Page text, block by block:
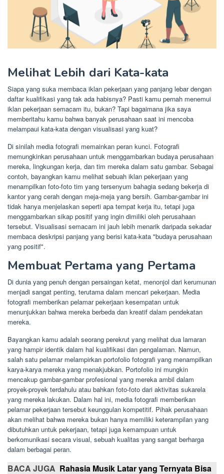
Melihat Lebih dari Kata-kata
Siapa yang suka membaca iklan pekerjaan yang panjang lebar dengan
daftar kualifikasi yang tak ada habisnya? Pasti kamu pernah menemui
iklan pekerjaan semacam itu, bukan? Tapi bagaimana jika saya
memberitahu kamu bahwa banyak perusahaan saat ini mencoba
melampaui kata-kata dengan visualisasi yang kuat?
Di sinilah media fotografi memainkan peran kunci. Fotografi
memungkinkan perusahaan untuk menggambarkan budaya perusahaan
mereka, lingkungan kerja, dan tim mereka dalam satu gambar. Sebagai
contoh, bayangkan kamu melihat sebuah iklan pekerjaan yang
menampilkan foto-foto tim yang tersenyum bahagia sedang bekerja di
kantor yang cerah dengan meja-meja yang bersih. Gambar-gambar ini
tidak hanya menjelaskan seperti apa tempat kerja itu, tetapi juga
menggambarkan sikap positif yang ingin dimiliki oleh perusahaan
tersebut. Visualisasi semacam ini jauh lebih menarik daripada sekadar
membaca deskripsi panjang yang berisi kata-kata "budaya perusahaan
yang positif".
Membuat Pertama yang Pertama
Di dunia yang penuh dengan persaingan ketat, menonjol dari kerumunan
menjadi sangat penting, terutama dalam mencari pekerjaan. Media
fotografi memberikan pelamar pekerjaan kesempatan untuk
menunjukkan bahwa mereka berbeda dan kreatif dalam pendekatan
mereka.
Bayangkan kamu adalah seorang perekrut yang melihat dua lamaran
yang hampir identik dalam hal kualifikasi dan pengalaman. Namun,
salah satu pelamar melampirkan portofolio fotografi yang menampilkan
karya-karya mereka yang menakjubkan. Portofolio ini mungkin
mencakup gambar-gambar profesional yang mereka ambil dalam
proyek-proyek terdahulu atau bahkan foto-foto dari aktivitas sukarela
yang mereka lakukan. Dalam hal ini, media fotografi memberikan
pelamar pekerjaan tersebut keunggulan kompetitif. Pihak perusahaan
akan melihat bahwa mereka bukan hanya memiliki keterampilan yang
dibutuhkan untuk pekerjaan, tetapi juga kemampuan untuk
berkomunikasi secara visual, sebuah kualitas yang sangat berharga
dalam berbagai peran.
BACA JUGA Rahasia Musik Latar yang Ternyata Bisa